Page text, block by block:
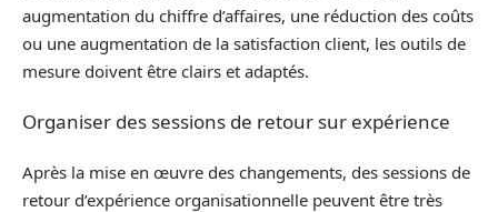
augmentation du chiffre d’affaires, une réduction des coûts
ou une augmentation de la satisfaction client, les outils de
mesure doivent être clairs et adaptés.
Organiser des sessions de retour sur expérience
Après la mise en œuvre des changements, des sessions de
retour d’expérience organisationnelle peuvent être très